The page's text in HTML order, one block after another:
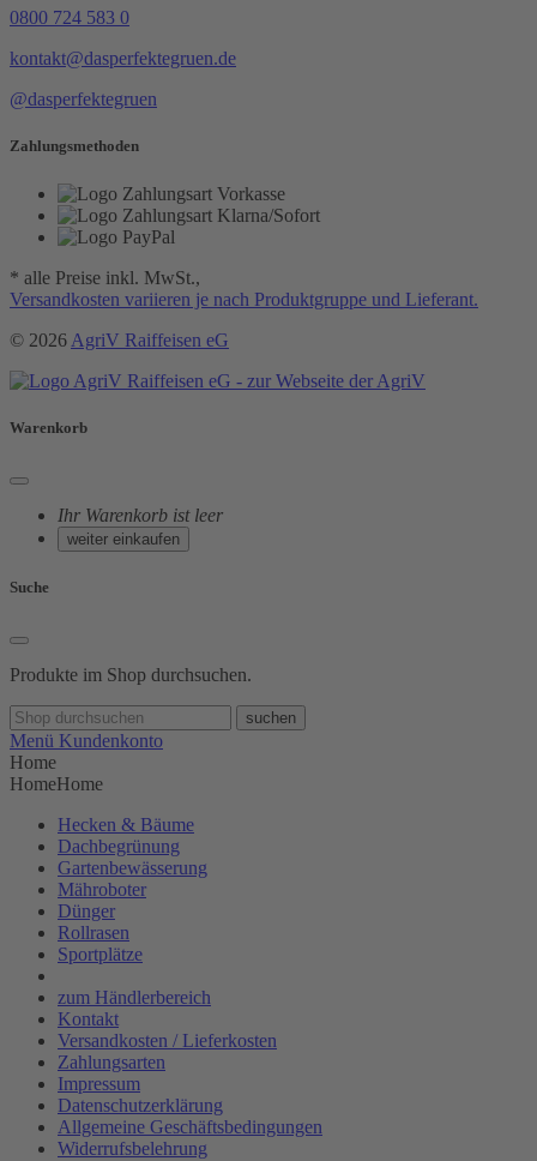
0800 724 583 0
kontakt@dasperfektegruen.de
@dasperfektegruen
Zahlungsmethoden
* alle Preise inkl. MwSt.,
Versandkosten variieren je nach Produktgruppe und Lieferant.
© 2026 AgriV Raiffeisen eG
Warenkorb
Ihr Warenkorb ist leer
weiter einkaufen
Suche
Produkte im Shop durchsuchen.
suchen
Menü Kundenkonto
Home
HomeHome
Hecken & Bäume
Dachbegrünung
Gartenbewässerung
Mähroboter
Dünger
Rollrasen
Sportplätze
zum Händlerbereich
Kontakt
Versandkosten / Lieferkosten
Zahlungsarten
Impressum
Datenschutzerklärung
Allgemeine Geschäftsbedingungen
Widerrufsbelehrung